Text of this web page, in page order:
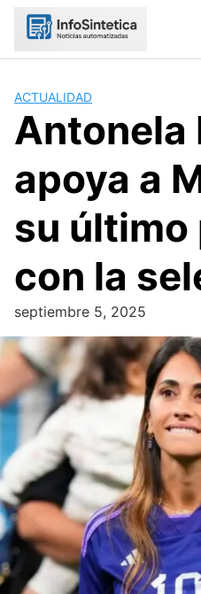
Skip
ACTUALIDAD
Antonela
apoya a
su
con la
septiembre 5, 2025